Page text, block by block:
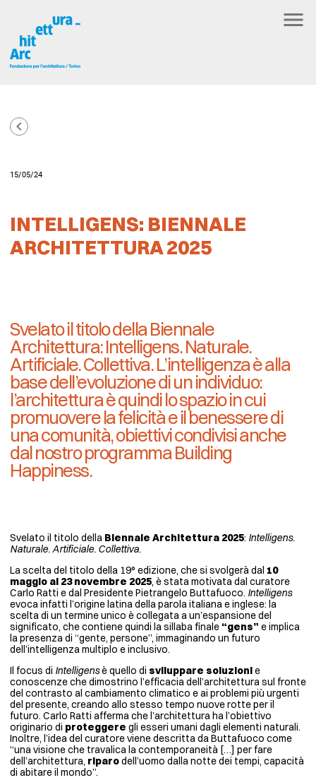
15/05/24
INTELLIGENS: BIENNALE
ARCHITETTURA 2025
Svelato il titolo della Biennale
Architettura: Intelligens. Naturale.
Artificiale. Collettiva. L’intelligenza è alla
base dell’evoluzione di un individuo:
l’architettura è quindi lo spazio in cui
promuovere la felicità e il benessere di
una comunità, obiettivi condivisi anche
dal nostro programma Building
Happiness.
Svelato il titolo della Biennale Architettura 2025: Intelligens.
Naturale. Artificiale. Collettiva.
La scelta del titolo della 19° edizione, che si svolgerà dal 10
maggio al 23 novembre 2025, è stata motivata dal curatore
Carlo Ratti e dal Presidente Pietrangelo Buttafuoco. Intelligens
evoca infatti l’origine latina della parola italiana e inglese: la
scelta di un termine unico è collegata a un’espansione del
significato, che contiene quindi la sillaba finale “gens” e implica
la presenza di “gente, persone”, immaginando un futuro
dell’intelligenza multiplo e inclusivo.
Il focus di Intelligensè quello di sviluppare soluzionie
conoscenze che dimostrino l’efficacia dell’architettura sul fronte
del contrasto al cambiamento climatico e ai problemi più urgenti
del presente, creando allo stesso tempo nuove rotte per il
futuro. Carlo Ratti afferma che l’architettura ha l’obiettivo
originario di proteggere gli esseri umani dagli elementi naturali.
Inoltre, l’idea del curatore viene descritta da Buttafuoco come
“una visione che travalica la contemporaneità […] per fare
dell’architettura, riparodell’uomo dalla notte dei tempi, capacità
di abitare il mondo”.